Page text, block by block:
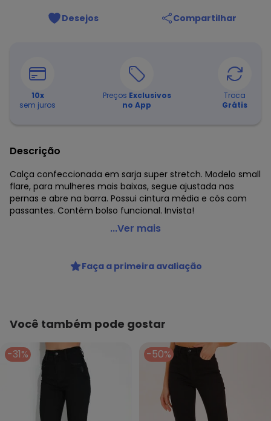
Desejos Compartilhar
10x
sem juros
Preços Exclusivos
no App
Troca
Grátis
Descrição
Calça confeccionada em sarja super stretch. Modelo small
flare, para mulheres mais baixas, segue ajustada nas
pernas e abre na barra. Possui cintura média e cós com
passantes. Contém bolso funcional. Invista!
Malwee - Calça Small Flare em Sarja Preto
Fornecedor: MALWEE MALHAS LTDA / CNPJ 84.429.737/0001-
estampa.
Observação: Cós: Aplicado com passantes
Tecido: 68% Algodão / 30% Poliést
Composição: 68% Algodão / 30% Poliéster / 2% Elastano
Histórico de preços
O preço apresentado abaixo é o menor oferecido em
algum dia do mês, para o menor tamanho disponível.
...Ver mais
Faça a primeira avaliação
Você também pode gostar
-31% -50%